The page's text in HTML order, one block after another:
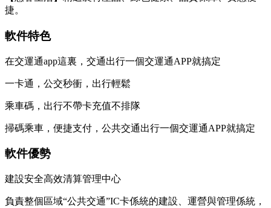
捷。
軟件特色
在交運通app這裏，交通出行一個交運通APP就搞定
一卡通，公交秒衝，出行輕鬆
乘車碼，出行不帶卡充值不排隊
掃碼乘車，便捷支付，公共交通出行一個交運通APP就搞定
軟件優勢
建設安全高效清算管理中心
負責整個區域“公共交通”IC卡係統的建設、運營與管理係統，